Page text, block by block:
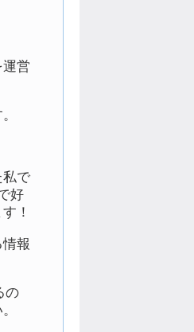
営
私で
好
！
報
の